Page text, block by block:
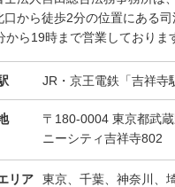
口から徒歩2分の位置にある
から19時まで営業しておりま
JR・京王電鉄「吉祥寺
〒180-0004 東京都武
ニーシティ吉祥寺802
リア
東京、千葉、神奈川、